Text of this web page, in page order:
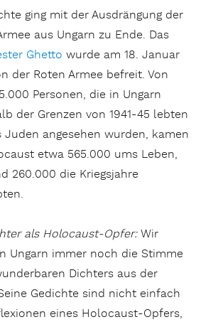
ging mit der Ausdrängung der
aus Ungarn zu Ende. Das
Ghetto wurde am 18. Januar
der Roten Armee befreit. Von
Personen, die in Ungarn
der Grenzen von 1941-45 lebten
Juden angesehen wurden, kamen
etwa 565.000 ums Leben,
260.000 die Kriegsjahre
als Holocaust-Opfer: Wir
Ungarn immer noch die Stimme
Dichters aus der
Gedichte sind nicht einfach
eines Holocaust-Opfers,